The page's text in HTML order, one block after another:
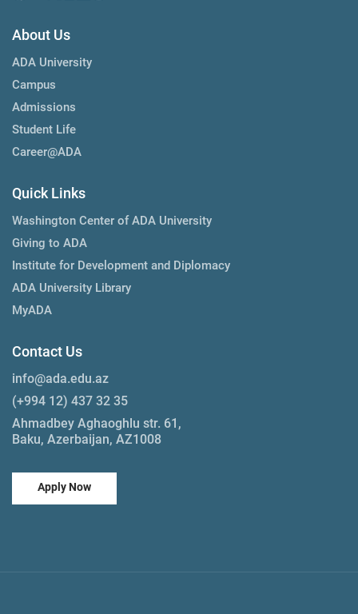
About Us
ADA University
Campus
Admissions
Student Life
Career@ADA
Quick Links
Washington Center of ADA University
Giving to ADA
Institute for Development and Diplomacy
ADA University Library
MyADA
Contact Us
info@ada.edu.az
(+994 12) 437 32 35
Ahmadbey Aghaoghlu str. 61,
Baku, Azerbaijan, AZ1008
Apply Now